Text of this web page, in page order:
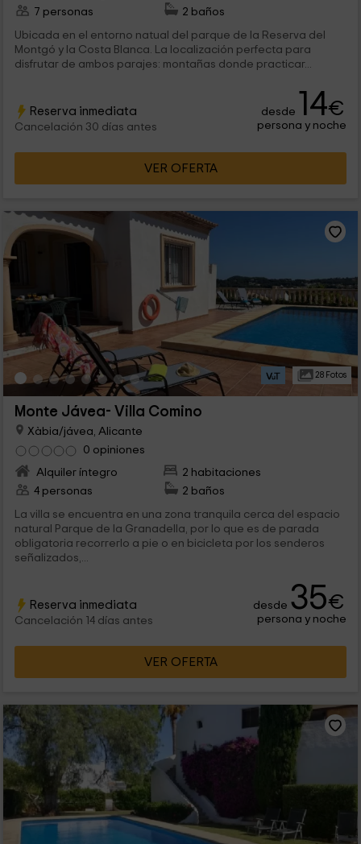
7 personas
2 baños
Ubicada en el entorno natual del parque de la Reserva del
Montgó y la Costa Blanca. La localización perfecta para
disfrutar de ambos parajes: montañas donde practicar...
Reserva inmediata
Cancelación 30 días antes
desde 14€
persona y noche
VER OFERTA
28 Fotos
Monte Jávea- Villa Comino
Xàbia/jávea, Alicante
0 opiniones
Alquiler íntegro
2 habitaciones
4 personas
2 baños
La villa se encuentra en una zona tranquila cerca del espacio
natural Parque de la Granadella, por lo que es de parada
obligatoria recorrerlo a pie o en bicicleta por los senderos
señalizados,...
Reserva inmediata
Cancelación 14 días antes
desde 35€
persona y noche
VER OFERTA